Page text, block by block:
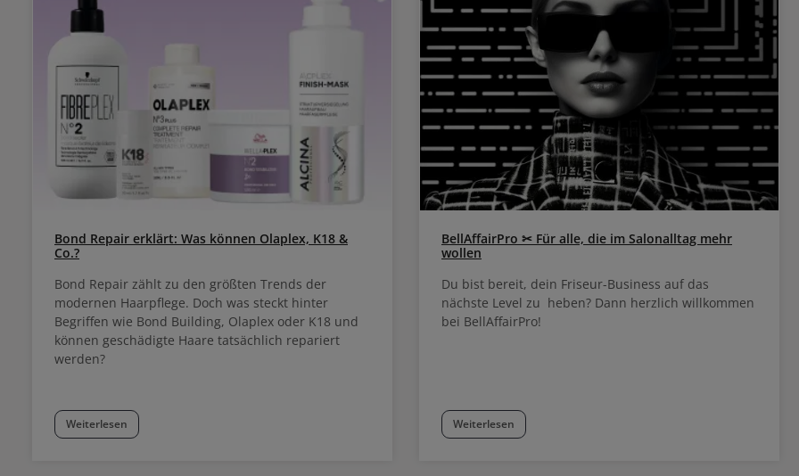
Bond Repair erklärt: Was können Olaplex, K18 &
Co.?
Bond Repair zählt zu den größten Trends der
modernen Haarpflege. Doch was steckt hinter
Begriffen wie Bond Building, Olaplex oder K18 und
können geschädigte Haare tatsächlich repariert
werden?
Weiterlesen
BellAffairPro ✂ Für alle, die im Salonalltag mehr
wollen
Du bist bereit, dein Friseur-Business auf das
nächste Level zu heben? Dann herzlich willkommen
bei BellAffairPro!
Weiterlesen